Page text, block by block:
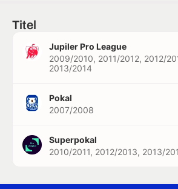
Titel
Jupiler Pro League
2009/2010, 2011/2012, 2012/
2013/2014
Pokal
2007/2008
Superpokal
2010/2011, 2012/2013, 2013/